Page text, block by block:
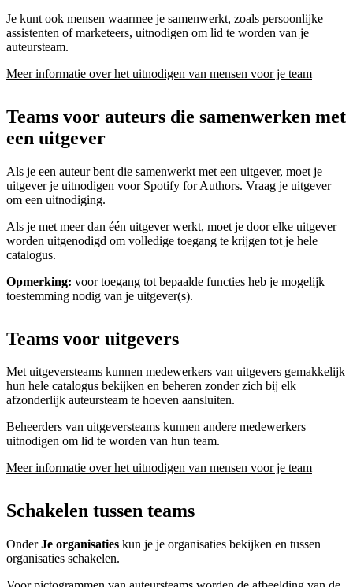
Je kunt ook mensen waarmee je samenwerkt, zoals persoonlijke
assistenten of marketeers, uitnodigen om lid te worden van je
auteursteam.
Meer informatie over het uitnodigen van mensen voor je team
Teams voor auteurs die samenwerken met
een uitgever
Als je een auteur bent die samenwerkt met een uitgever, moet je
uitgever je uitnodigen voor Spotify for Authors. Vraag je uitgever
om een uitnodiging.
Als je met meer dan één uitgever werkt, moet je door elke uitgever
worden uitgenodigd om volledige toegang te krijgen tot je hele
catalogus.
Opmerking: voor toegang tot bepaalde functies heb je mogelijk
toestemming nodig van je uitgever(s).
Teams voor uitgevers
Met uitgeversteams kunnen medewerkers van uitgevers gemakkelijk
hun hele catalogus bekijken en beheren zonder zich bij elk
afzonderlijk auteursteam te hoeven aansluiten.
Beheerders van uitgeversteams kunnen andere medewerkers
uitnodigen om lid te worden van hun team.
Meer informatie over het uitnodigen van mensen voor je team
Schakelen tussen teams
OnderJe organisaties kun je je organisaties bekijken en tussen
organisaties schakelen.